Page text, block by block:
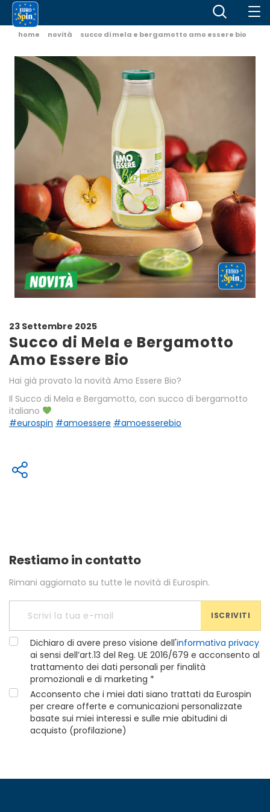
home novità succo di mela e bergamotto amo essere bio
23 Settembre 2025
Succo di Mela e Bergamotto
Amo Essere Bio
Hai già provato la novità Amo Essere Bio?
Il Succo di Mela e Bergamotto, con succo di bergamotto
italiano
#eurospin #amoessere #amoesserebio
Restiamo in contatto
Rimani aggiornato su tutte le novità di Eurospin.
ISCRIVITI
Dichiaro di avere preso visione dell'informativa privacy
ai sensi dell’art.13 del Reg. UE 2016/679 e acconsento al
trattamento dei dati personali per finalità
promozionali e di marketing *
Acconsento che i miei dati siano trattati da Eurospin
per creare offerte e comunicazioni personalizzate
basate sui miei interessi e sulle mie abitudini di
acquisto (profilazione)